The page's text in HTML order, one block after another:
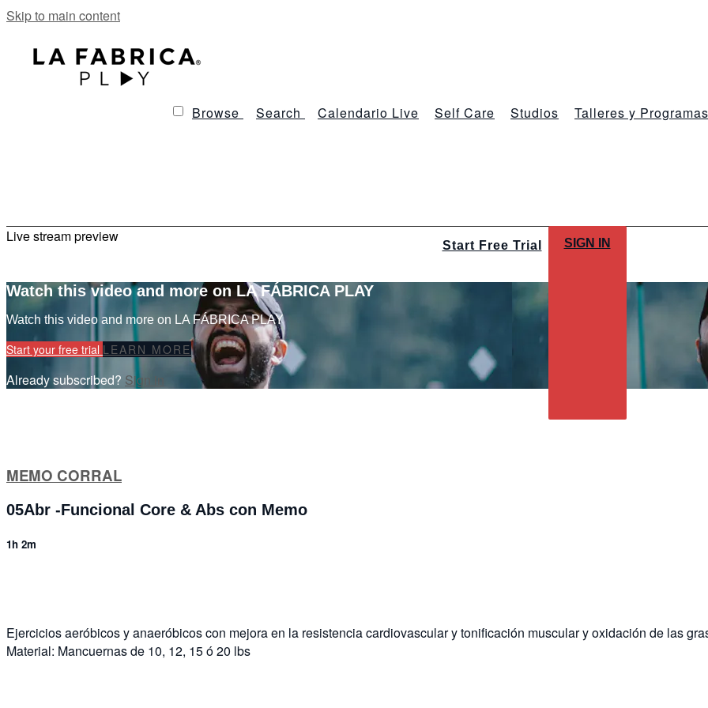
Skip to main content
Browse Search Calendario Live Self Care Studios Talleres y Programas
Start Free Trial SIGN IN
Live stream preview
Watch this video and more on LA FÁBRICA PLAY
Watch this video and more on LA FÁBRICA PLAY
Start your free trial LEARN MORE
Already subscribed? Sign in
MEMO CORRAL
05Abr -Funcional Core & Abs con Memo
1h 2m
Ejercicios aeróbicos y anaeróbicos con mejora en la resistencia cardiovascular y tonificación muscular y oxidación de las
Material: Mancuernas de 10, 12, 15 ó 20 lbs